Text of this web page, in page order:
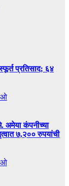
प्रतिसाद; ६४
कंपनीच्या
७,२०० रुपयांची